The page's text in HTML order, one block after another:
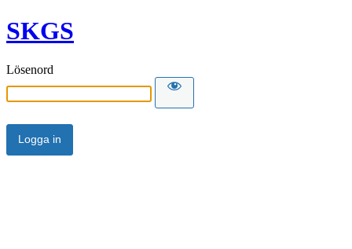
SKGS
Lösenord